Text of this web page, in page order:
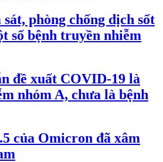
phòng chống dịch sốt
số bệnh truyền nhiễm
đề xuất COVID-19 là
nhóm A, chưa là bệnh
của Omicron đã xâm